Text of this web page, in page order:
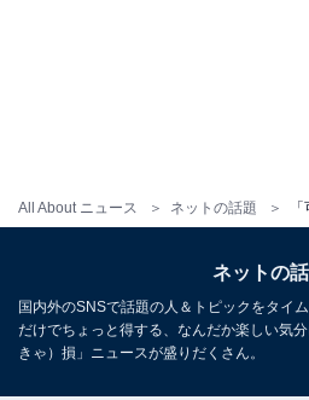
All About ニュース ネットの話題
ネットの
国内外のSNSで話題の人＆トピックをタイ
だけでちょっと得する、なんだか楽しい気
きゃ）損」ニュースが盛りだくさん。